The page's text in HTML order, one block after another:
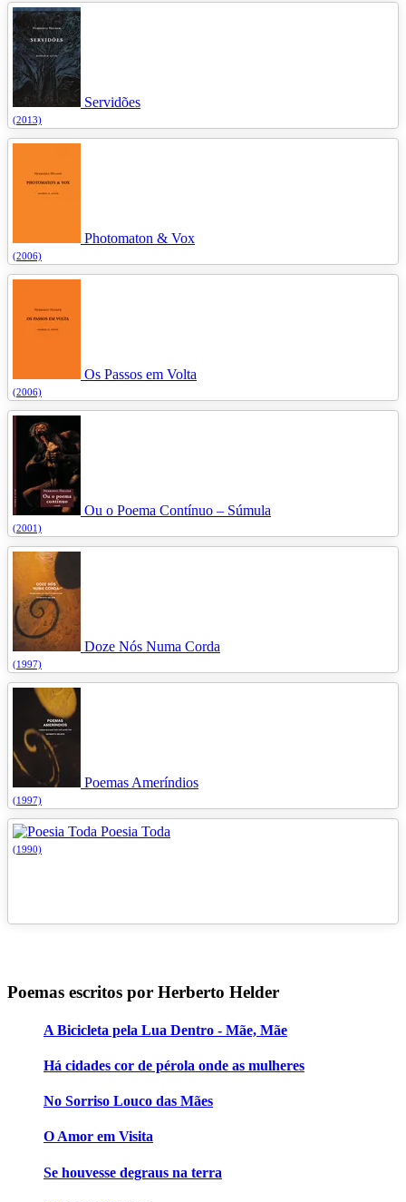
Servidões
(2013)
Photomaton & Vox
(2006)
Os Passos em Volta
(2006)
Ou o Poema Contínuo – Súmula
(2001)
Doze Nós Numa Corda
(1997)
Poemas Ameríndios
(1997)
Poesia Toda
(1990)
Poemas escritos por Herberto Helder
A Bicicleta pela Lua Dentro - Mãe, Mãe
Há cidades cor de pérola onde as mulheres
No Sorriso Louco das Mães
O Amor em Visita
Se houvesse degraus na terra